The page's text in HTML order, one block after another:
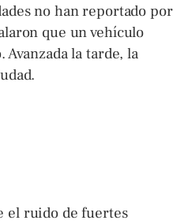
no han reportado por
que un vehículo
la tarde, la
el ruido de fuertes